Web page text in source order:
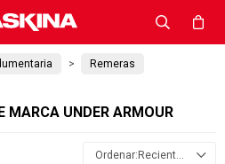
Remeras
MARCA UNDER ARMOUR
Recientes